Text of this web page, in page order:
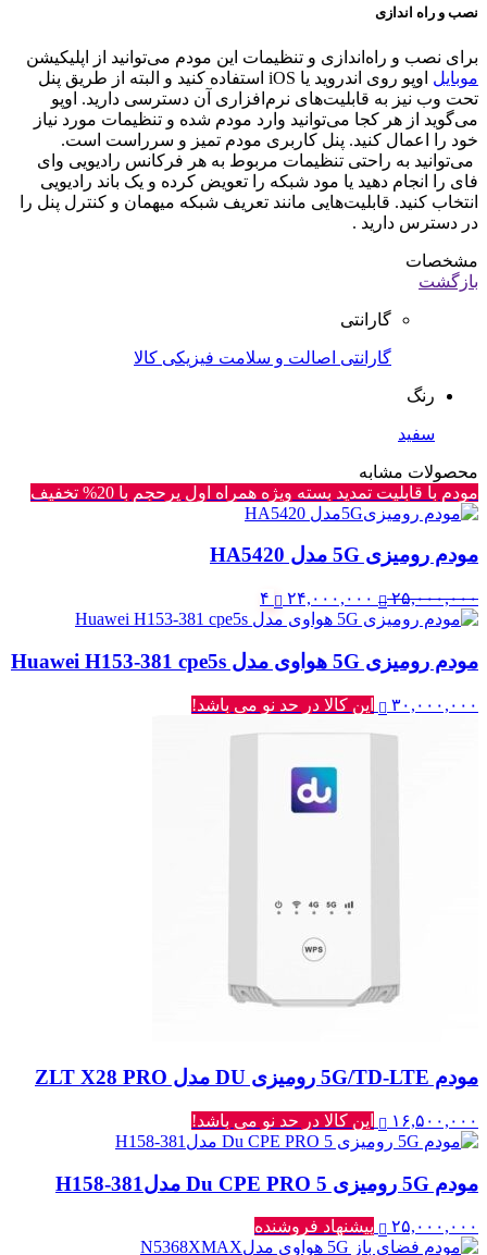
نصب و راه اندازی
برای نصب و راه‌اندازی و تنظیمات این مودم می‌توانید از اپلیکیشن
موبایل
اوپو روی اندروید یا iOS استفاده کنید و البته از طریق پنل
تحت وب نیز به قابلیت‌های نرم‌افزاری آن دسترسی دارید. اوپو
می‌گوید از هر کجا می‌توانید وارد مودم شده و تنظیمات مورد نیاز
خود را اعمال کنید. پنل کاربری مودم تمیز و سرراست است.
می‌توانید به راحتی تنظیمات مربوط به هر فرکانس رادیویی وای
فای را انجام دهید یا مود شبکه را تعویض کرده و یک باند رادیویی
انتخاب کنید. قابلیت‌هایی مانند تعریف شبکه میهمان و کنترل پنل را
در دسترس دارید .
مشخصات
بازگشت
گارانتی
گارانتی اصالت و سلامت فیزیکی کالا
رنگ
سفید
محصولات مشابه
مودم با قابلیت تمدید بسته ویژه همراه اول پرحجم با 20% تخفیف
مودم رومیزی 5G مدل HA5420
۲۵,۰۰۰,۰۰۰
قیمت
اصلی:
بود.
۲۴,۰۰۰,۰۰۰
قیمت
فعلی:
۴
مودم رومیزی 5G هواوی مدل Huawei H153-381 cpe5s
۳۰,۰۰۰,۰۰۰ این کالا در حد نو می باشد!
مودم 5G/TD-LTE رومیزی DU مدل ZLT X28 PRO
۱۶,۵۰۰,۰۰۰ این کالا در حد نو می باشد!
مودم 5G رومیزی Du CPE PRO 5 مدلH158-381
۲۵,۰۰۰,۰۰۰ پیشنهاد فروشنده